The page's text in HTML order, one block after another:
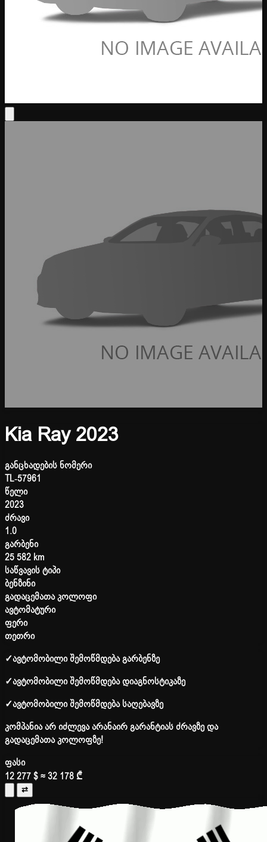
Kia Ray 2023
განცხადების ნომერი
TL-57961
წელი
2023
ძრავი
1.0
გარბენი
25 582 km
საწვავის ტიპი
ბენზინი
გადაცემათა კოლოფი
ავტომატური
ფერი
თეთრი
✓ავტომობილი შემოწმდება გარბენზე
✓ავტომობილი შემოწმდება დიაგნოსტიკაზე
✓ავტომობილი შემოწმდება საღებავზე
კომპანია არ იძლევა არანაირ გარანტიას ძრავზე და
გადაცემათა კოლოფზე!
ფასი
12 277 $≈ 32 178 ₾
⇄